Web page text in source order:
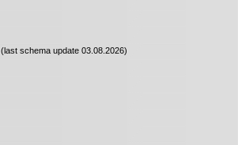
schema update 03.08.2026)